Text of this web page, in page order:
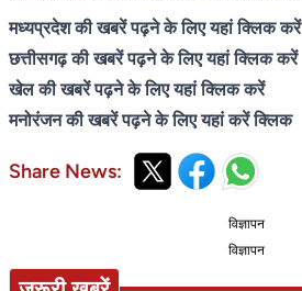
मध्यप्रदेश की खबरें पढ़ने के लिए यहां क्लिक करें
छत्तीसगढ़ की खबरें पढ़ने के लिए यहां क्लिक करें
खेल की खबरें पढ़ने के लिए यहां क्लिक करें
मनोरंजन की खबरें पढ़ने के लिए यहां करें क्लिक
Share News:
विज्ञापन
विज्ञापन